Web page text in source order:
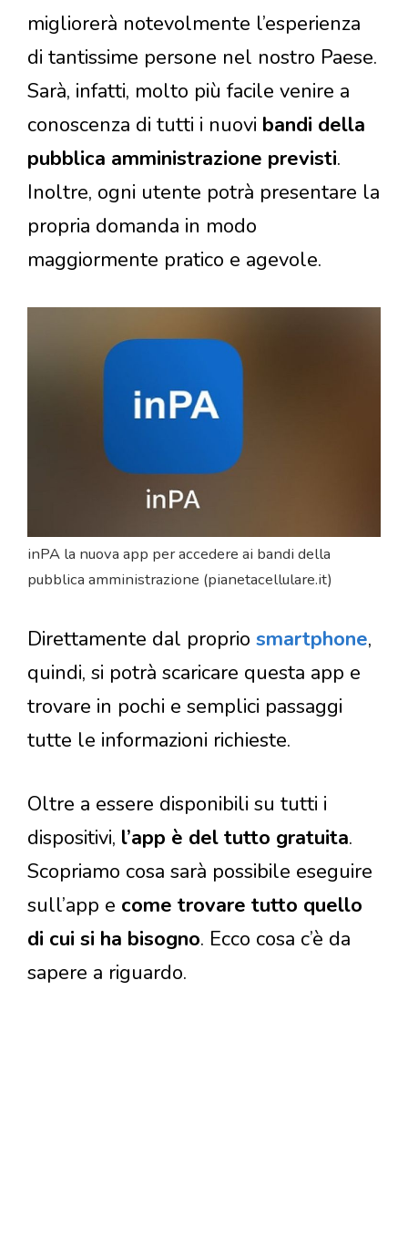
migliorerà notevolmente l’esperienza
di tantissime persone nel nostro Paese.
Sarà, infatti, molto più facile venire a
conoscenza di tutti i nuovi bandi della
pubblica amministrazione previsti.
Inoltre, ogni utente potrà presentare la
propria domanda in modo
maggiormente pratico e agevole.
inPA la nuova app per accedere ai bandi della
pubblica amministrazione (pianetacellulare.it)
Direttamente dal proprio smartphone,
quindi, si potrà scaricare questa app e
trovare in pochi e semplici passaggi
tutte le informazioni richieste.
Oltre a essere disponibili su tutti i
dispositivi, l’app è del tutto gratuita.
Scopriamo cosa sarà possibile eseguire
sull’app e come trovare tutto quello
di cui si ha bisogno. Ecco cosa c’è da
sapere a riguardo.